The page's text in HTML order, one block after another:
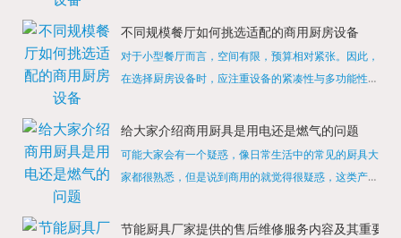
缺少的，经过相关检测证明的合格设备才能进行使用，
不同规模餐厅如何挑选适配的商用厨房设备
对于小型餐厅而言，空间有限，预算相对紧张。因此，
在选择厨房设备时，应注重设备的紧凑性与多功能性。
烹饪设备，既能节省空间，又能满足多样化的烹饪需
给大家介绍商用厨具是用电还是燃气的问题
可能大家会有一个疑惑，像日常生活中的常见的厨具大
家都很熟悉，但是说到商用的就觉得很疑惑，这类产品
店用的就是商用的吗?还真别说，真被大家猜对了，这
节能厨具厂家提供的售后维修服务内容及其重要性